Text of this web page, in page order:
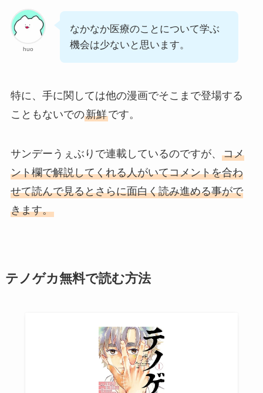
huo
なかなか医療のことについて学ぶ
機会は少ないと思います。
特に、手に関しては他の漫画でそこまで登場する
こともないでの新鮮です。
サンデーうぇぶりで連載しているのですが、 コメ
ント欄で解説してくれる人がいてコメントを合わ
せて読んで見るとさらに面白く読み進める事がで
きます。
テノゲカ無料で読む方法